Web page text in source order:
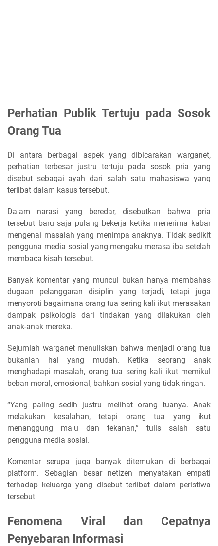
Perhatian Publik Tertuju pada Sosok
Orang Tua
Di antara berbagai aspek yang dibicarakan warganet,
perhatian terbesar justru tertuju pada sosok pria yang
disebut sebagai ayah dari salah satu mahasiswa yang
terlibat dalam kasus tersebut.
Dalam narasi yang beredar, disebutkan bahwa pria
tersebut baru saja pulang bekerja ketika menerima kabar
mengenai masalah yang menimpa anaknya. Tidak sedikit
pengguna media sosial yang mengaku merasa iba setelah
membaca kisah tersebut.
Banyak komentar yang muncul bukan hanya membahas
dugaan pelanggaran disiplin yang terjadi, tetapi juga
menyoroti bagaimana orang tua sering kali ikut merasakan
dampak psikologis dari tindakan yang dilakukan oleh
anak-anak mereka.
Sejumlah warganet menuliskan bahwa menjadi orang tua
bukanlah hal yang mudah. Ketika seorang anak
menghadapi masalah, orang tua sering kali ikut memikul
beban moral, emosional, bahkan sosial yang tidak ringan.
“Yang paling sedih justru melihat orang tuanya. Anak
melakukan kesalahan, tetapi orang tua yang ikut
menanggung malu dan tekanan,” tulis salah satu
pengguna media sosial.
Komentar serupa juga banyak ditemukan di berbagai
platform. Sebagian besar netizen menyatakan empati
terhadap keluarga yang disebut terlibat dalam peristiwa
tersebut.
Fenomena Viral dan Cepatnya
Penyebaran Informasi